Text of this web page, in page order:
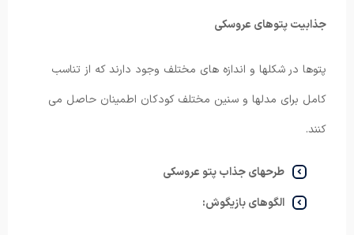
جذابیت پتوهای عروسکی
پتوها در شکلها و اندازه های مختلف وجود دارند که از تناسب
کامل برای مدلها و سنین مختلف کودکان اطمینان حاصل می
کنند.
طرحهای جذاب پتو عروسکی
الگوهای بازیگوش: